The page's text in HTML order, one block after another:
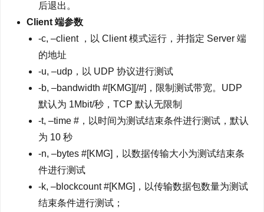
后退出。
Client 端参数
-c, –client ，以 Client 模式运行，并指定 Server 端
的地址
-u, –udp，以 UDP 协议进行测试
-b, –bandwidth #[KMG][/#]，限制测试带宽。UDP
默认为 1Mbit/秒，TCP 默认无限制
-t, –time #，以时间为测试结束条件进行测试，默认
为 10 秒
-n, –bytes #[KMG]，以数据传输大小为测试结束条
件进行测试
-k, –blockcount #[KMG]，以传输数据包数量为测试
结束条件进行测试；